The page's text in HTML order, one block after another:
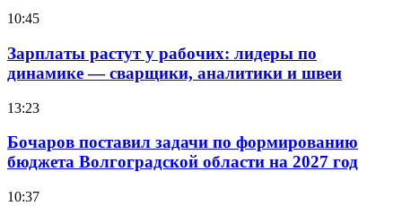
10:45
Зарплаты растут у рабочих: лидеры по
динамике — сварщики, аналитики и швеи
13:23
Бочаров поставил задачи по формированию
бюджета Волгоградской области на 2027 год
10:37